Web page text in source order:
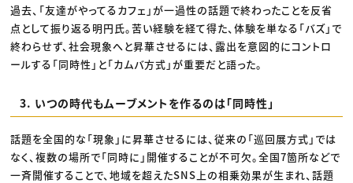
過去、「友達がやってるカフェ」が一過性の話題で終わったことを反省
点として振り返る明円氏。苦い経験を経て得た、体験を単なる「バズ」で
終わらせず、社会現象へと昇華させるには、露出を意図的にコントロ
ールする「同時性」と「カムバ方式」が重要だと語った。
3. いつの時代もムーブメントを作るのは「同時性」
話題を全国的な「現象」に昇華させるには、従来の「巡回展方式」では
なく、複数の場所で「同時に」開催することが不可欠。全国7箇所などで
一斉開催することで、地域を超えたSNS上の相乗効果が生まれ、話題